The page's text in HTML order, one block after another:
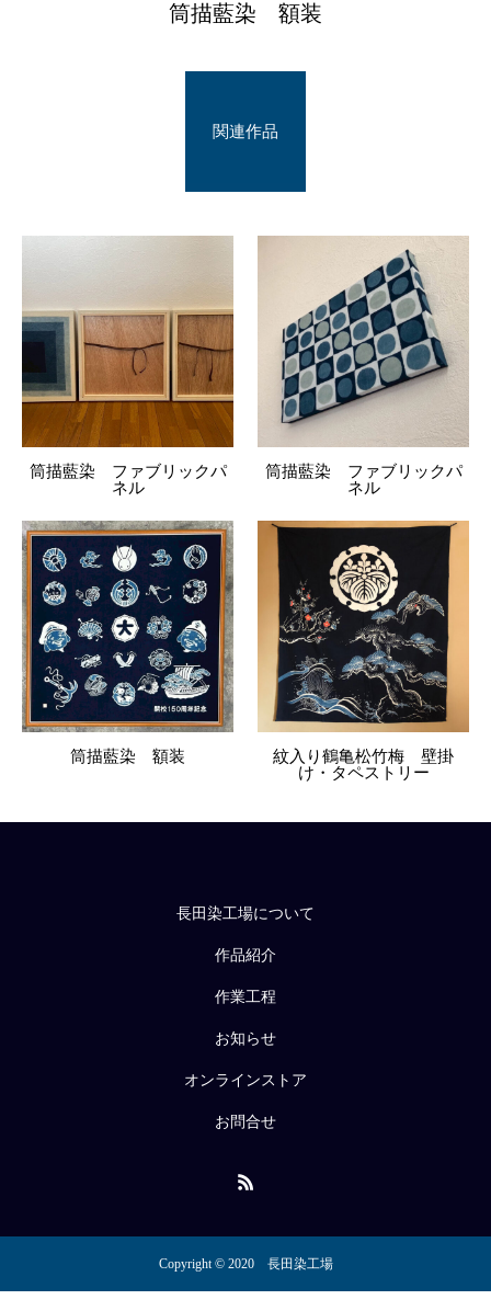
筒描藍染 額装
関連作品
筒描藍染 ファブリックパ
ネル
筒描藍染 ファブリックパ
ネル
筒描藍染 額装
紋入り鶴亀松竹梅 壁掛
け・タペストリー
長田染工場について
作品紹介
作業工程
お知らせ
オンラインストア
お問合せ
Copyright © 2020 長田染工場